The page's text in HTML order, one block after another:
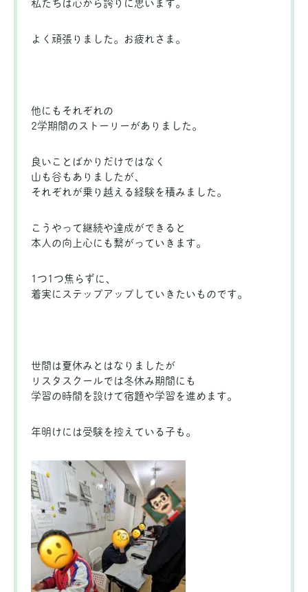
私たちは心から誇りに思います。
よく頑張りました。お疲れさま。
他にもそれぞれの
2学期間のストーリーがありました。
良いことばかりだけではなく
山も谷もありましたが、
それぞれが乗り越える経験を積みました。
こうやって継続や達成ができると
本人の向上心にも繋がっていきます。
1つ1つ焦らずに、
着実にステップアップしていきたいものです。
世間は夏休みとはなりましたが
リスタスクールでは冬休み期間にも
学習の時間を設けて宿題や学習を進めます。
年明けには受験を控えている子も。